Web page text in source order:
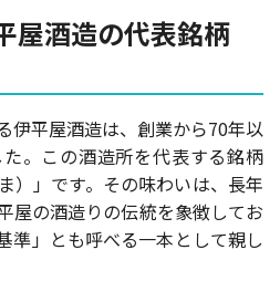
屋酒造の代表銘柄
伊平屋酒造は、創業から70年以
。この酒造所を代表する銘柄
）」です。その味わいは、長年
屋の酒造りの伝統を象徴してお
準」とも呼べる一本として親し